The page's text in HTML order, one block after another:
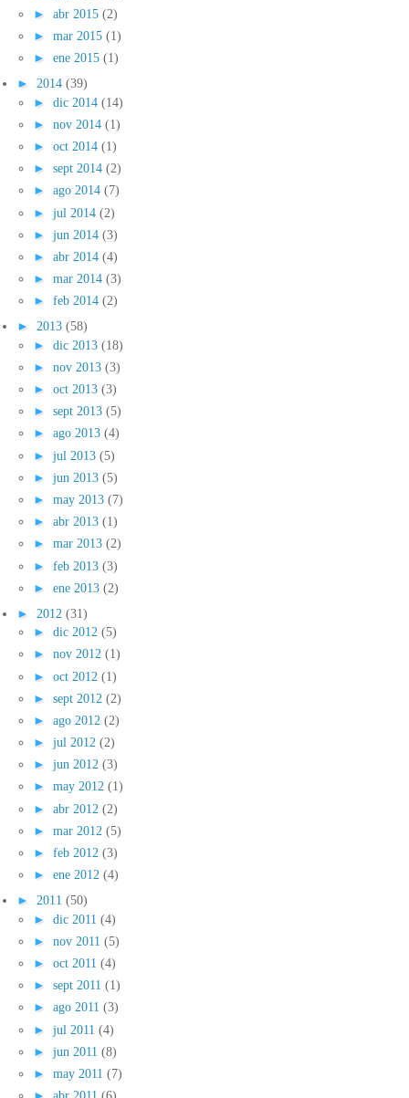
► abr 2015 (2)
► mar 2015 (1)
► ene 2015 (1)
► 2014 (39)
► dic 2014 (14)
► nov 2014 (1)
► oct 2014 (1)
► sept 2014 (2)
► ago 2014 (7)
► jul 2014 (2)
► jun 2014 (3)
► abr 2014 (4)
► mar 2014 (3)
► feb 2014 (2)
► 2013 (58)
► dic 2013 (18)
► nov 2013 (3)
► oct 2013 (3)
► sept 2013 (5)
► ago 2013 (4)
► jul 2013 (5)
► jun 2013 (5)
► may 2013 (7)
► abr 2013 (1)
► mar 2013 (2)
► feb 2013 (3)
► ene 2013 (2)
► 2012 (31)
► dic 2012 (5)
► nov 2012 (1)
► oct 2012 (1)
► sept 2012 (2)
► ago 2012 (2)
► jul 2012 (2)
► jun 2012 (3)
► may 2012 (1)
► abr 2012 (2)
► mar 2012 (5)
► feb 2012 (3)
► ene 2012 (4)
► 2011 (50)
► dic 2011 (4)
► nov 2011 (5)
► oct 2011 (4)
► sept 2011 (1)
► ago 2011 (3)
► jul 2011 (4)
► jun 2011 (8)
► may 2011 (7)